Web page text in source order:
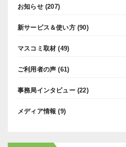
お知らせ(207)
新サービス＆使い方(90)
マスコミ取材 (49)
ご利用者の声 (61)
事務局インタビュー(22)
メディア情報 (9)